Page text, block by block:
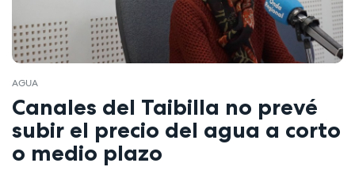
AGUA
Canales del Taibilla no prevé
subir el precio del agua a corto
o medio plazo